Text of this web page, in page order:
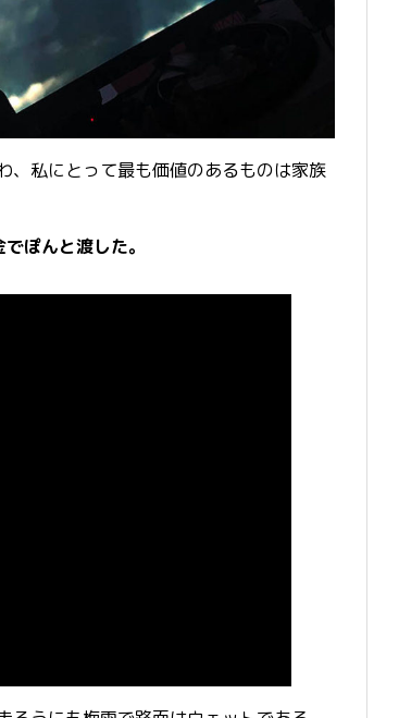
、私にとって最も価値のあるものは家族
ぽんと渡した。